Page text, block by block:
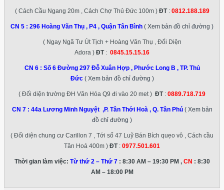
( Cách Cầu Ngang 20m , Cách Chợ Thủ Đức 100m ) ĐT: 0812.188.189
CN 5 : 296 Hoàng Văn Thụ , P4 , Quận Tân Bình ( Xem bản đồ chỉ đường )
( Ngay Ngã Tư Út Tịch + Hoàng Văn Thụ , Đối Diện
Adora ) ĐT: 0845.15.15.16
CN 6 : Số 6 Đường 297 Đỗ Xuân Hợp , Phước Long B , TP. Thủ
Đức ( Xem bản đồ chỉ đường )
( Đối diện trường ĐH Văn Hóa Q9 đi vào 20 met ) ĐT: 0889.718.719
CN 7 : 44a Lương Minh Nguyệt ,P. Tân Thới Hoà , Q. Tân Phú ( Xem bản
đồ chỉ đường )
( Đối diện chung cư Carillon 7 , Tới số 47 Luỹ Bán Bích quẹo vô , Cách cầu
Tân Hoá 400m ) ĐT: 0977.501.601
Thời gian làm việc: Từ thứ 2 – Thứ 7: 8:30 AM – 19:30 PM , CN : 8:30
AM – 18:00 PM